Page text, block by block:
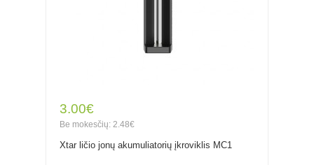
3.00€
Be mokesčių: 2.48€
Xtar ličio jonų akumuliatorių įkroviklis MC1